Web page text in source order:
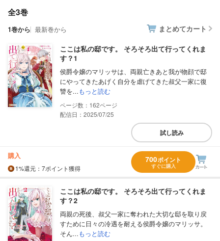
全3巻
1巻から 最新巻から まとめてカート
ここは私の邸です。 そろそろ出て行ってくれま
す？1
侯爵令嬢のマリッサは、両親亡きあと我が物顔で邸
にやってきたあげく自分を虐げてきた叔父一家に復
讐を...もっと読む
162
配信日：2025/07/25
試し読み
購入
1%還元 ：7ポイント獲得
700ポイント
すぐに購入
ここは私の邸です。 そろそろ出て行ってくれま
す？2
両親の死後、叔父一家に奪われた大切な邸を取り戻
すために日々の冷遇を耐える侯爵令嬢のマリッサ。
そん...もっと読む